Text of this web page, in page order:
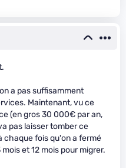
a pas suffisamment
Maintenant, vu ce
(en gros 30 000€ par an,
pas laisser tomber ce
chaque fois qu'on a fermé
et 12 mois pour migrer.